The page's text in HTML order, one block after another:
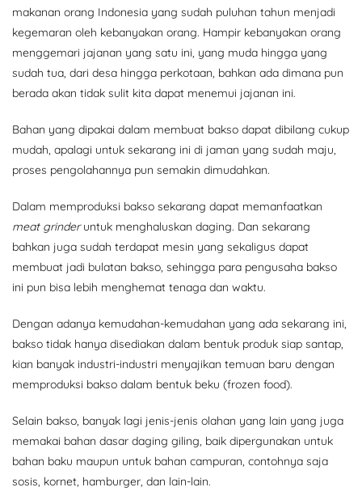
makanan orang Indonesia yang sudah puluhan tahun menjadi
kegemaran oleh kebanyakan orang. Hampir kebanyakan orang
menggemari jajanan yang satu ini, yang muda hingga yang
sudah tua, dari desa hingga perkotaan, bahkan ada dimana pun
berada akan tidak sulit kita dapat menemui jajanan ini.
Bahan yang dipakai dalam membuat bakso dapat dibilang cukup
mudah, apalagi untuk sekarang ini di jaman yang sudah maju,
proses pengolahannya pun semakin dimudahkan.
Dalam memproduksi bakso sekarang dapat memanfaatkan
meat grinderuntuk menghaluskan daging. Dan sekarang
bahkan juga sudah terdapat mesin yang sekaligus dapat
membuat jadi bulatan bakso, sehingga para pengusaha bakso
ini pun bisa lebih menghemat tenaga dan waktu.
Dengan adanya kemudahan-kemudahan yang ada sekarang ini,
bakso tidak hanya disediakan dalam bentuk produk siap santap,
kian banyak industri-industri menyajikan temuan baru dengan
memproduksi bakso dalam bentuk beku (frozen food).
Selain bakso, banyak lagi jenis-jenis olahan yang lain yang juga
memakai bahan dasar daging giling, baik dipergunakan untuk
bahan baku maupun untuk bahan campuran, contohnya saja
sosis, kornet, hamburger, dan lain-lain.